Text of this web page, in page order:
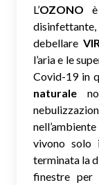
L’OZONO
debellare
l’aria e le
Covid-19 in
naturale
nell’ambiente
vivono solo
terminata la
finestre per